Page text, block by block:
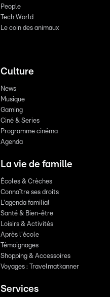
People
Tech World
Le coin des animaux
Culture
News
Musique
Gaming
Ciné & Series
Programme cinéma
Agenda
La vie de famille
Écoles & Crèches
Connaître ses droits
L'agenda familial
Santé & Bien-être
Loisirs & Activités
Après l'école
Témoignages
Shopping & Accessoires
Voyages : Travelmatkanner
Services